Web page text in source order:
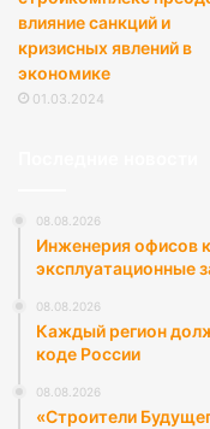
влияние санкций и
кризисных явлений в
экономике
01.03.2024
08.08.2026
Инженерия офисов
эксплуатационные
08.08.2026
Каждый регион
коде России
08.08.2026
«Строители